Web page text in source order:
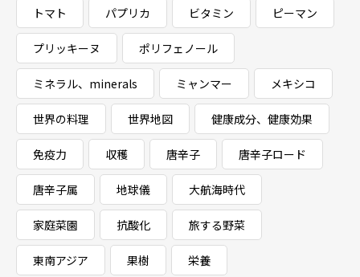
トマト パプリカ ビタミン ピーマン
プリッキーヌ ポリフェノール
ミネラル、minerals ミャンマー メキシコ
世界の料理 世界地図 健康成分、健康効果
免疫力 収穫 唐辛子 唐辛子ロード
唐辛子属 地球儀 大航海時代
家庭菜園 抗酸化 旅する野菜
東南アジア 果樹 栄養